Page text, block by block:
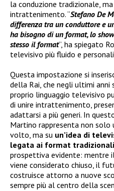
la conduzione tradizionale,
intrattenimento. “Stefano De
differenza tra un conduttore e
ha bisogno di un format, lo
stesso il format”, ha spiegato
televisivo più fluido e
Questa impostazione si
della Rai, che negli ultimi anni
proprio linguaggio televisivo
di unire intrattenimento,
adattarsi a più generi. In
Martino rappresenta non
volto, ma su un’idea di
legata ai format tradizionali
prospettiva evidente: mentre
viene considerato chiuso, il
costruisce attorno a nuove
sempre più al centro della